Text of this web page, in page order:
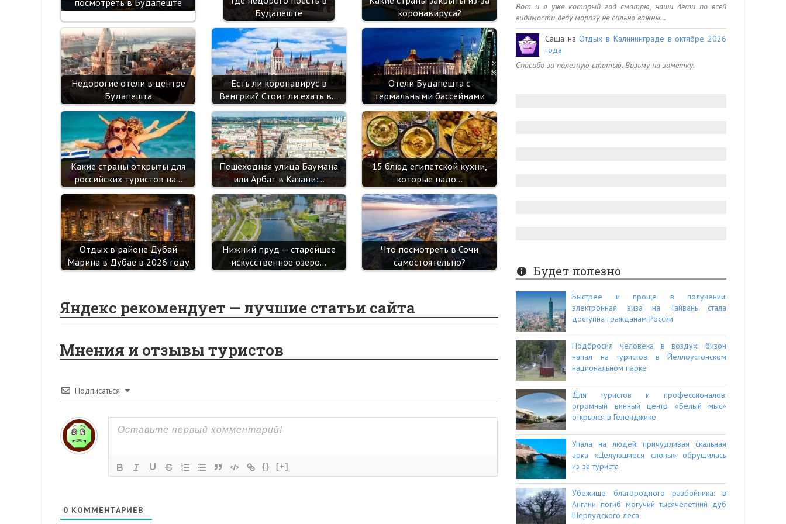
i
Будапеште
коронавируса?
Недорогие отели в центре
Будапешта
Есть ли коронавирус в
Венгрии? Стоит ли ехать в…
Отели Будапешта с
термальными бассейнами
Какие страны открыты для
российских туристов на…
Пешеходная улица Баумана
или Арбат в Казани:…
15 блюд египетской кухни,
которые надо…
Отдых в районе Дубай
Марина в Дубае в 2026 году
Нижний пруд — старейшее
искусственное озеро…
Что посмотреть в Сочи
самостоятельно?
Яндекс рекомендует — лучшие статьи сайта
Мнения и отзывы туристов
Подписаться
{} [+]
0 КОММЕНТАРИЕВ
Вот и я уже который год смотрю, наши дети по всей
видимости деду морозу не сильно важны…
Саша наОтдых в Калининграде в октябре 2026
года
Спасибо за полезную статью. Возьму на заметку.
Будет полезно
Быстрее и проще в получении:
электронная виза на Тайвань стала
доступна гражданам России
Подбросил человека в воздух: бизон
напал на туристов в Йеллоустонском
национальном парке
Для туристов и профессионалов:
огромный винный центр «Белый мыс»
открылся в Геленджике
Упала на людей: причудливая скальная
арка «Целующиеся слоны» обрушилась
из-за туриста
Убежище благородного разбойника: в
Англии погиб могучий тысячелетний дуб
Шервудского леса